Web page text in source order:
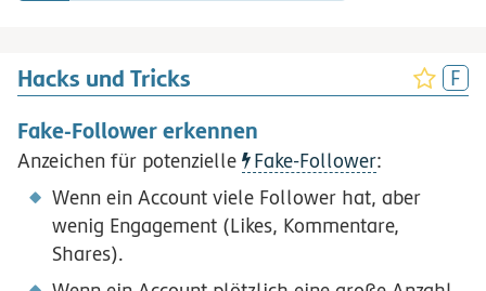
Hacks und Tricks
Fake-Follower erkennen
Anzeichen für potenzielle Fake-Follower:
Wenn ein Account viele Follower hat, aber
wenig Engagement (Likes, Kommentare,
Shares).